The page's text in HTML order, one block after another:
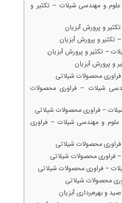
و مهندسی شیلات – تکثیر و
و پرورش آبزیان
تکثیر و پرورش آبزیان
– تکثیر و پرورش آبزیان
و پرورش آبزیان
محصولات شیلاتی
شیلات – فراوری محصولات
– فراوری محصولات شیلاتی
و مهندسی شیلات – فراوری
محصولات شیلاتی
فراوری محصولات شیلاتی
– فراوری محصولات شیلاتی
محصولات شیلاتی
و بهره‌برداری آبزیان